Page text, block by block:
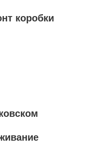
коробки